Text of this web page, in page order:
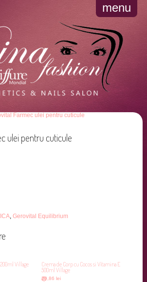
menu
Farmec ulei pentru cuticule
ulei pentru cuticule
, Gerovital Equilibrium
Village
Crema de Corp cu Cocos si Vitamina E
500ml Village
29,86lei